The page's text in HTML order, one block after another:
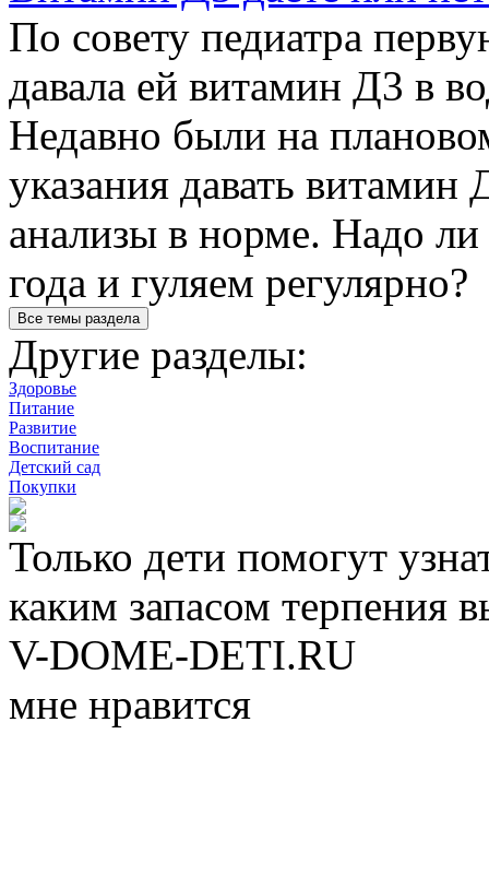
По совету педиатра
давала ей витамин Д3 в
Недавно были на
указания давать витамин
анализы в норме. Надо ли
года и гуляем регулярно?
Другие разделы:
Здоровье
Питание
Развитие
Воспитание
Детский сад
Покупки
Только дети помогут
каким запасом терпения
V-DOME-DETI.RU
мне нравится